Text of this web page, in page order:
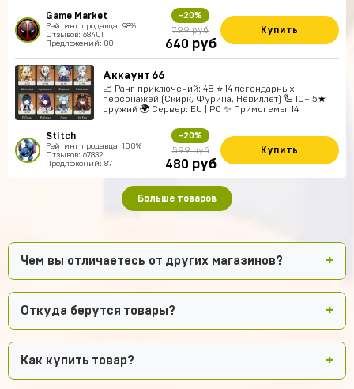
Game Market
Рейтинг продавца: 98%
Отзывов: 68401
Предложений: 80
-20%
799 руб
640 руб
Купить
Аккаунт 66
📈 Ранг приключений: 48 ⭐ 14 легендарных
персонажей (Скирк, Фурина, Нёвиллет) 🦾 10+ 5★
оружий 🌍 Сервер: EU | PC ✨ Примогемы: 14
Stitch
Рейтинг продавца: 100%
Отзывов: 67832
Предложений: 87
-20%
599 руб
480 руб
Купить
Больше товаров
Чем вы отличаетесь от других магазинов?
Откуда берутся товары?
Как купить товар?